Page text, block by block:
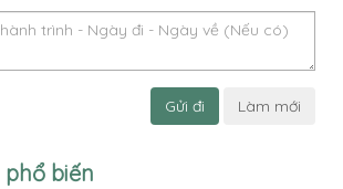
Gửi đi Làm mới
biến